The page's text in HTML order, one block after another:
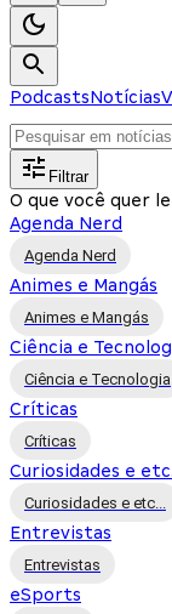
PodcastsNotícias
Filtrar
O que você quer
Agenda Nerd
Agenda Nerd
Animes e Mangás
Animes e Mangás
Ciência e
Ciência e Tecnologia
Críticas
Críticas
Curiosidades e
Curiosidades e etc...
Entrevistas
Entrevistas
eSports